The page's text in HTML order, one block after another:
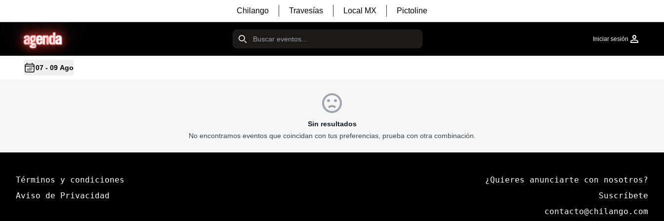
Chilango Travesías Local MX Pictoline
agenda Iniciar sesión
07 - 09 Ago
Sin resultados
No encontramos eventos que coincidan con tus preferencias, prueba con otra combinación.
Términos y condiciones
Aviso de Privacidad
¿Quieres anunciarte con nosotros?
Suscríbete
contacto@chilango.com